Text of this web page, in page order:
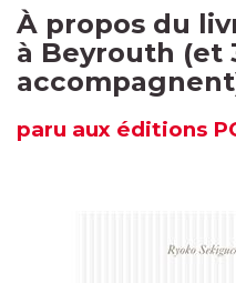
À propos du
à Beyrouth (et
paru aux éditions